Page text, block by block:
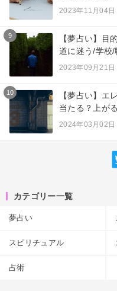
2023年11月04日
9
【夢占い】目
道に迷う/学校/
2023年09月21日
10
【夢占い】エ
当たる？上が
2024年03月02日
カテゴリー一覧
夢占い
スピリチュアル
占術